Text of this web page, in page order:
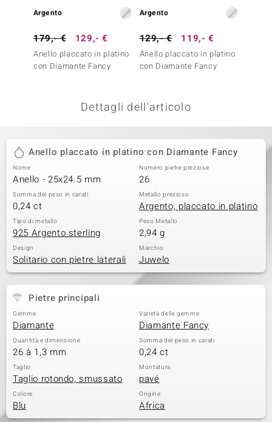
Argento
179,- € 129,- €
Anello placcato in platino
con Diamante Fancy
Argento
129,- € 119,- €
Anello placcato in platino
con Diamante Fancy
Dettagli dell'articolo
Anello placcato in platino con Diamante Fancy
Nome
Anello - 25x24.5 mm
Numero pietre preziose
26
Somma del peso in carati
0,24 ct
Metallo prezioso
Argento, placcato in platino
Tipo di metallo
925 Argento sterling
Peso Metallo
2,94 g
Design
Solitario con pietre laterali
Marchio
Juwelo
Pietre principali
Gemme
Diamante
Varietà delle gemme
Diamante Fancy
Quantità e dimensione
26 à 1,3 mm
Somma del peso in carati
0,24 ct
Taglio
Taglio rotondo, smussato
Montatura
pavé
Colore
Blu
Origine
Africa